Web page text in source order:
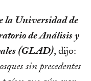
la Universidad de
de Análisis y
(GLAD), dijo:
sin precedentes